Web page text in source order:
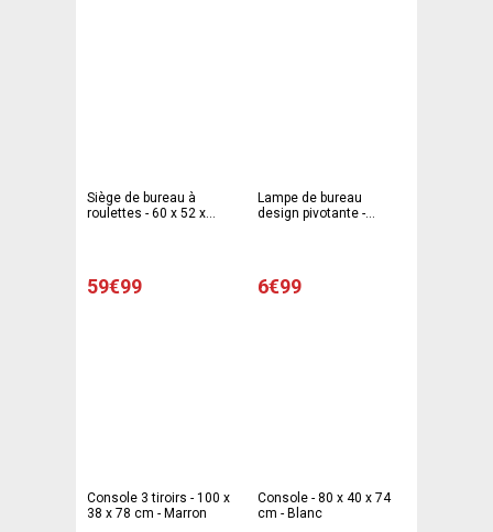
Siège de bureau à
roulettes - 60 x 52 x
59€99
Lampe de bureau
design pivotante -
6€99
Console 3 tiroirs - 100 x
38 x 78 cm - Marron
Console - 80 x 40 x 74
cm - Blanc